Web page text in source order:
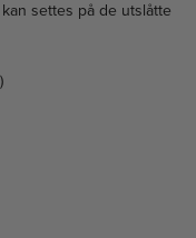
settes på de utslåtte